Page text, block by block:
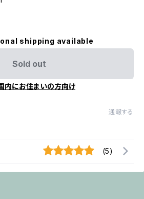
shipping available
Sold out
内にお住まいの方向け
通報する
(5)